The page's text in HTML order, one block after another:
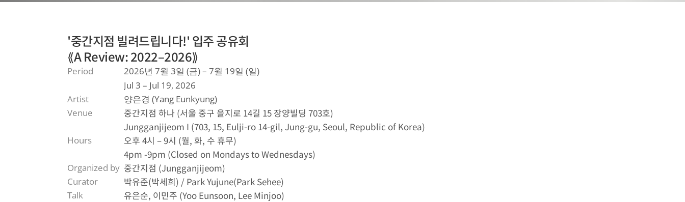
'중간지점 빌려드립니다!' 입주 공유회
⟪A Review: 2022–2026⟫
Period
2026년 7월 3일 (금) – 7월 19일 (일)
Jul 3 – Jul 19, 2026
Artist
양은경 (Yang Eunkyung)
Venue
중간지점 하나 (서울 중구 을지로 14길 15 장양빌딩 703호)
Jungganjijeom I (703, 15, Eulji-ro 14-gil, Jung-gu, Seoul, Republic of Korea)
Hours
오후 4시 – 9시 (월, 화, 수 휴무)
4pm -9pm (Closed on Mondays to Wednesdays)
Organized by 중간지점 (Jungganjijeom)
Curator 박유준(박세희) / Park Yujune(Park Sehee)
Talk 유은순, 이민주 (Yoo Eunsoon, Lee Minjoo)